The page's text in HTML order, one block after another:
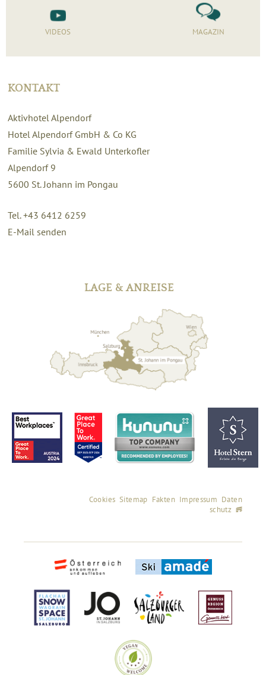
VIDEOS MAGAZIN
KONTAKT
Aktivhotel Alpendorf
Hotel Alpendorf GmbH & Co KG
Familie Sylvia & Ewald Unterkofler
Alpendorf 9
5600 St. Johann im Pongau
Tel. +43 6412 6259
E-Mail senden
LAGE & ANREISE
Cookies Sitemap Fakten Impressum Daten
schutz